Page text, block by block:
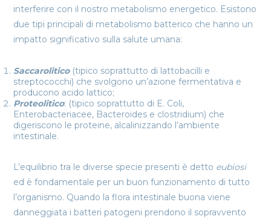
interferire con il nostro metabolismo energetico. Esistono
due tipi principali di metabolismo batterico che hanno un
impatto significativo sulla salute umana:
Saccarolitico(tipico soprattutto di lattobacilli e
streptococchi) che svolgono un’azione fermentativa e
producono acido lattico;
Proteolitico: (tipico soprattutto di E. Coli,
Enterobacteriacee, Bacteroides e clostridium) che
digeriscono le proteine, alcalinizzando l’ambiente
intestinale.
L’equilibrio tra le diverse specie presenti è detto eubiosi
ed è fondamentale per un buon funzionamento di tutto
l’organismo. Quando la flora intestinale buona viene
danneggiata i batteri patogeni prendono il sopravvento